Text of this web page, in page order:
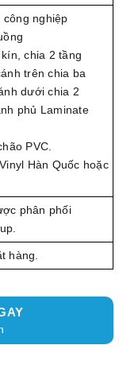
nghiệp
chia 2 tầng
trên chia ba
dưới chia 2
phủ Laminate
PVC.
Hàn Quốc hoặc
phân phối
hàng.